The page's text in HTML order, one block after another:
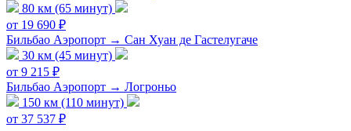
80 км (65 минут)
от 19 690 ₽
Бильбао Аэропорт → Сан Хуан де Гастелугаче
30 км (45 минут)
от 9 215 ₽
Бильбао Аэропорт → Логроньо
150 км (110 минут)
от 37 537 ₽